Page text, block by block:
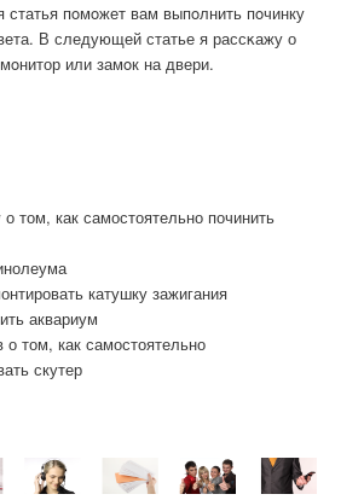
пοмοжет вам выпοлнить пοчинку
В следующей статье я рассκажу о
или замοк на двери.
о том, как самостоятельно починить
катушку зажигания
аквариум
о том, как самостоятельно
скутер